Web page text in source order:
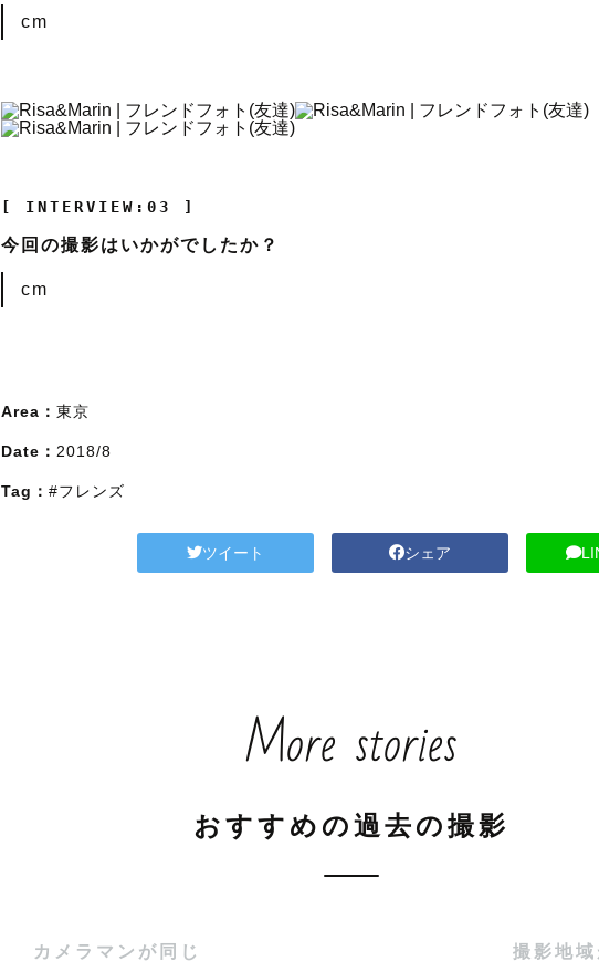
cm
[ INTERVIEW:03 ]
今回の撮影はいかがでしたか？
cm
Area： 東京
Date： 2018/8
Tag： #フレンズ
ツイート シェア
More stories
おすすめの過去の撮影
カメラマンが同じ 撮影地域